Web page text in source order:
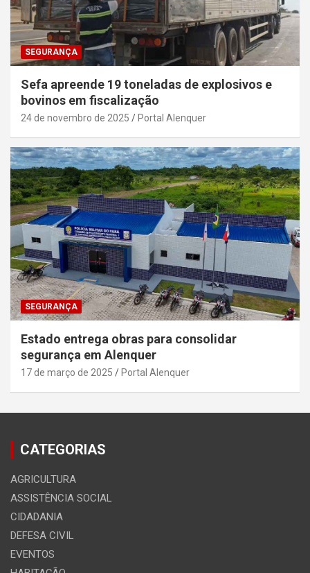
SEGURANÇA
Sefa apreende 19 toneladas de explosivos e
bovinos em fiscalização
24 de novembro de 2025 Portal Alenquer
SEGURANÇA
Estado entrega obras para consolidar
segurança em Alenquer
17 de março de 2025 Portal Alenquer
CATEGORIAS
AGRICULTURA
ASSISTÊNCIA SOCIAL
CIDADANIA
DEFESA CIVIL
EVENTOS